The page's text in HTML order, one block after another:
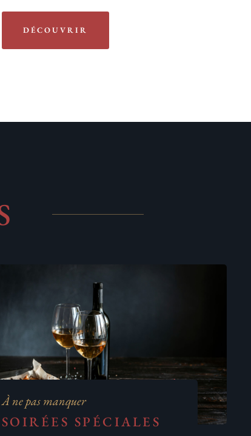
DÉCOUVRIR
À ne pas manquer
SOIRÉES SPÉCIALES